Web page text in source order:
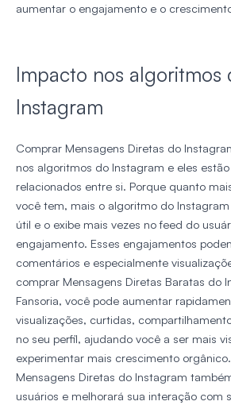
aumentar o engajamento e o
Impacto nos algoritmos
Instagram
Comprar Mensagens Diretas do
nos algoritmos do Instagram e eles
relacionados entre si. Porque quanto
você tem, mais o algoritmo do
útil e o exibe mais vezes no feed do
engajamento. Esses engajamentos
comentários e especialmente
comprar Mensagens Diretas Baratas do
Fansoria, você pode aumentar
visualizações, curtidas,
no seu perfil, ajudando você a ser mais
experimentar mais crescimento
Mensagens Diretas do Instagram
usuários e melhorará sua interação com